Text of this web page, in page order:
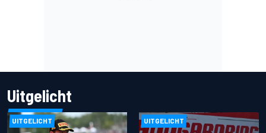
Uitgelicht
UITGELICHT UITGELICHT